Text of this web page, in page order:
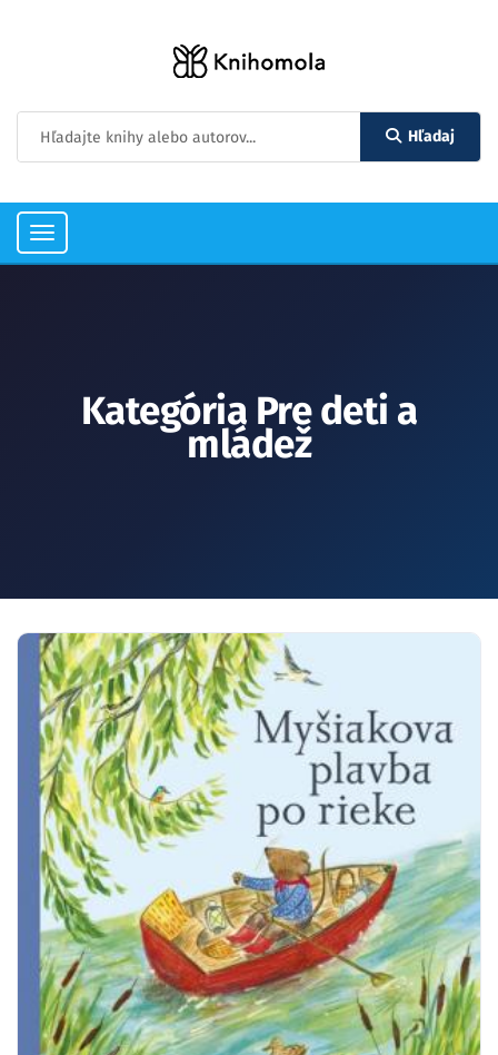
Hľadaj
Toggle
Kategória Pre deti a
mládež